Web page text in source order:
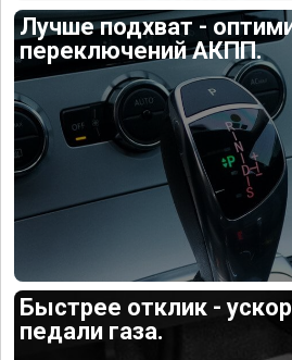
Лучше подхват -
переключений АКПП.
Быстрее отклик -
педали газа.